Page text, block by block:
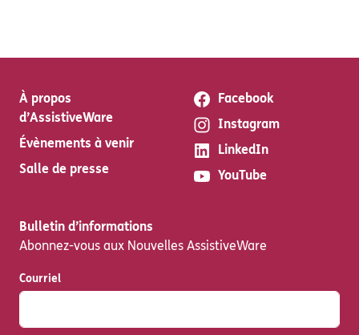
À propos
d’AssistiveWare
Évènements à venir
Salle de presse
Facebook
Instagram
LinkedIn
YouTube
Bulletin d’informations
Abonnez-vous aux Nouvelles AssistiveWare
Courriel